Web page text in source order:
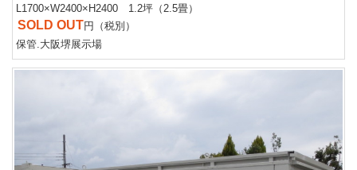
L1700×W2400×H2400 1.2坪（2.5畳）
SOLD OUT円（税別）
保管.大阪堺展示場